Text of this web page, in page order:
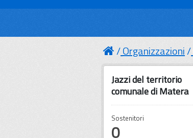
Organizzazioni
Jazzi del territorio
comunale di Matera
Sostenitori
0